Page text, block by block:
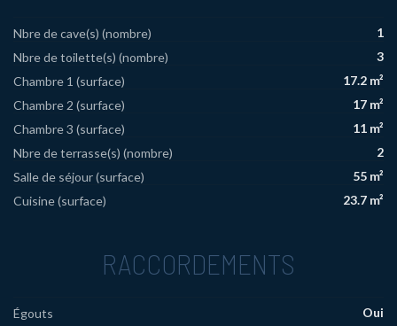
Nbre de cave(s) (nombre)
1
Nbre de toilette(s) (nombre)
3
Chambre 1 (surface)
17.2 m²
Chambre 2 (surface)
17 m²
Chambre 3 (surface)
11 m²
Nbre de terrasse(s) (nombre)
2
Salle de séjour (surface)
55 m²
Cuisine (surface)
23.7 m²
RACCORDEMENTS
Égouts Oui